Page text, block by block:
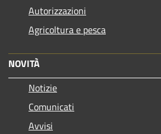
Autorizzazioni
Agricoltura e pesca
NOVITÀ
Notizie
Comunicati
Avvisi